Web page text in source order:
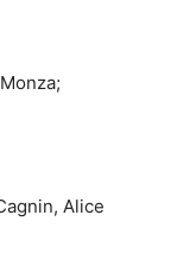
Alice